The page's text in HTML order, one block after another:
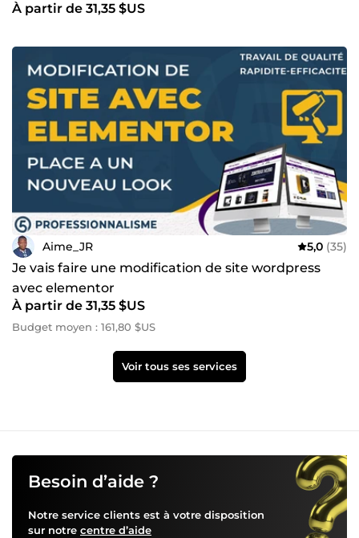
À partir de 31,35 $US
Aime_JR 5,0 (35)
Je vais faire une modification de site wordpress
avec elementor
À partir de 31,35 $US
Budget moyen : 161,80 $US
Voir tous ses services
Besoin d’aide ?
Notre service clients est à votre disposition
sur notre centre d’aide